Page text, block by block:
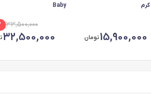
15,900,000تومان
Baby
33,500,000
32,500,000